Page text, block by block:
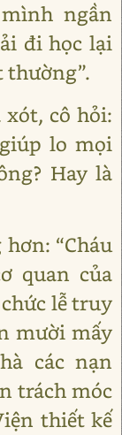
ngần
đi học lại
thường”.
xót, cô hỏi:
lo mọi
Hay là
“Cháu
quan của
lễ truy
mười mấy
các nạn
trách móc
thiết kế